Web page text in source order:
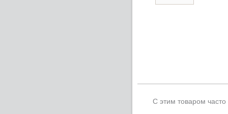
С этим товаром часто